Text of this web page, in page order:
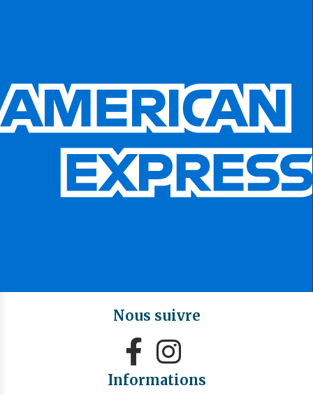
Nous suivre
 
Informations